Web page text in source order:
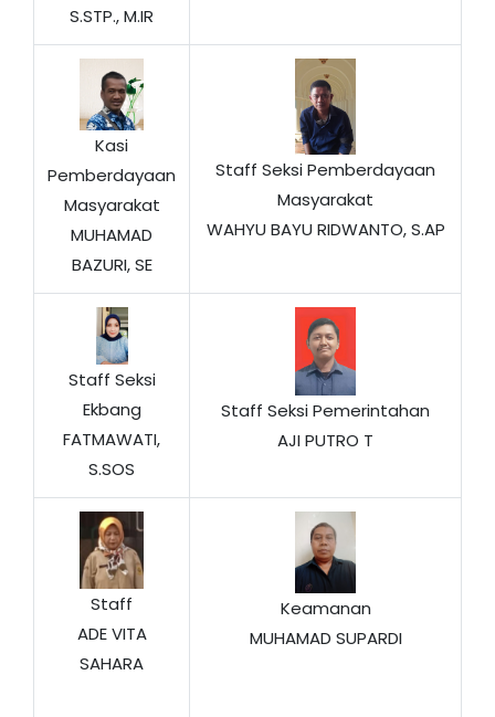
S.STP., M.IR
Kasi
Pemberdayaan
Masyarakat
MUHAMAD
BAZURI, SE
Staff Seksi Pemberdayaan
Masyarakat
WAHYU BAYU RIDWANTO, S.AP
Staff Seksi
Ekbang
FATMAWATI,
S.SOS
Staff Seksi Pemerintahan
AJI PUTRO T
Staff
ADE VITA
SAHARA
Keamanan
MUHAMAD SUPARDI